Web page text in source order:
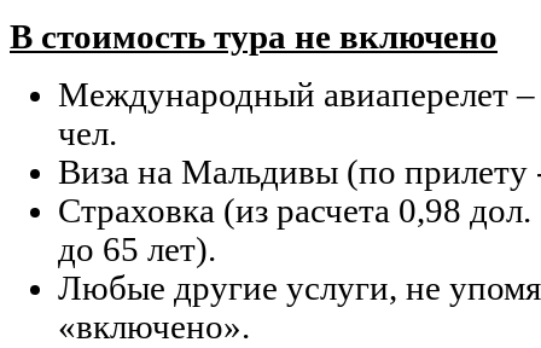
В стоимость тура не включено
Международный авиаперелет
чел.
Виза на Мальдивы (по прилету
Страховка (из расчета 0,98
до 65 лет).
Любые другие услуги, не
«включено».